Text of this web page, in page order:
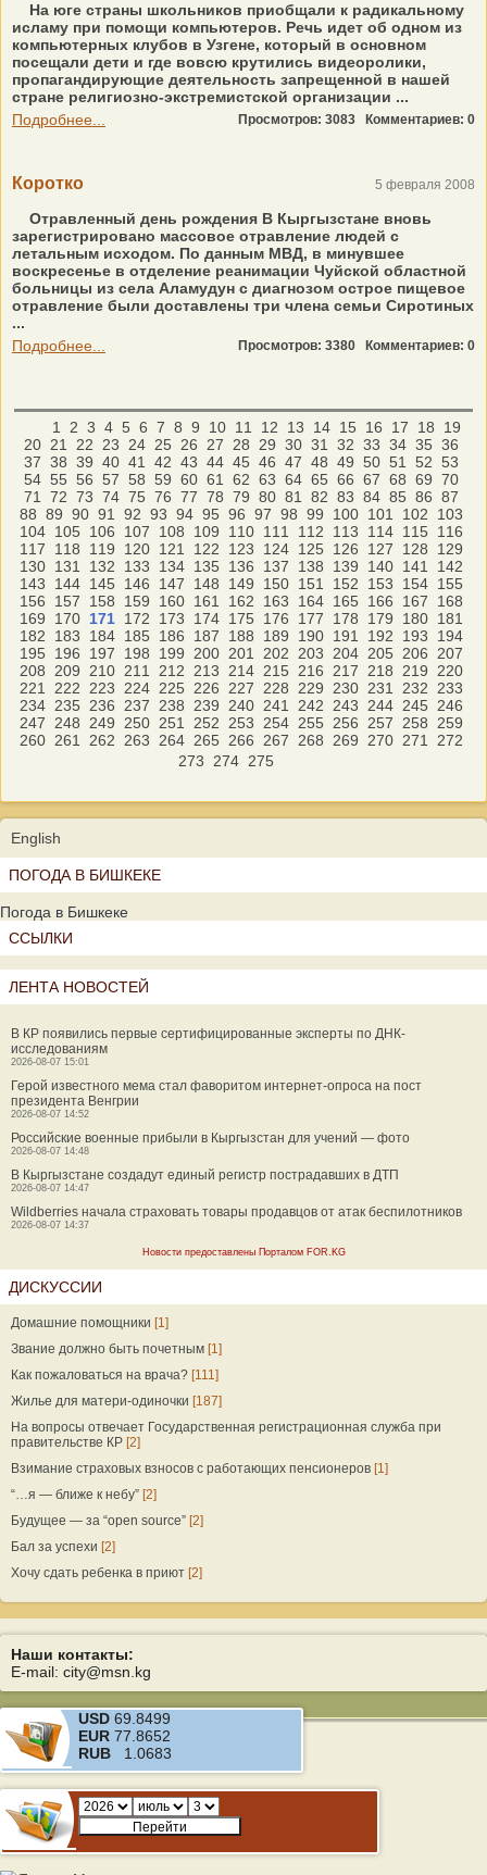
На юге страны школьников приобщали к радикальному
исламу при помощи компьютеров. Речь идет об одном из
компьютерных клубов в Узгене, который в основном
посещали дети и где вовсю крутились видеоролики,
пропагандирующие деятельность запрещенной в нашей
стране религиозно-экстремистской организации ...
Подробнее...
Просмотров: 3083 Комментариев: 0
Коротко 5 февраля 2008
Отравленный день рождения В Кыргызстане вновь
зарегистрировано массовое отравление людей с
летальным исходом. По данным МВД, в минувшее
воскресенье в отделение реанимации Чуйской областной
больницы из села Аламудун с диагнозом острое пищевое
отравление были доставлены три члена семьи Сиротиных
...
Подробнее...
Просмотров: 3380 Комментариев: 0
1 2 3 4 5 6 7 8 9 10 11 12 13 14 15 16 17 18
19
20 21 22 23 24 25 26 27 28 29 30 31 32 33 34 35 36
37 38 39 40 41 42 43 44 45 46 47 48 49 50 51 52 53
54 55 56 57 58 59 60 61 62 63 64 65 66 67 68 69 70
71
72 73 74 75 76 77 78 79 80 81 82 83 84 85 86 87
88 89 90 91 92 93 94 95 96 97 98 99 100 101 102
103
104 105 106 107 108 109 110 111 112 113 114 115
116
117
118 119 120 121 122 123 124 125 126 127 128
129
130 131 132 133 134 135 136 137 138 139 140 141
142
143
144 145 146 147 148 149 150 151 152 153 154 155
156
157 158 159 160 161 162 163 164 165 166 167
168
169
170 171 172 173 174 175 176 177 178 179 180 181
182
183 184 185 186 187 188 189 190 191 192 193
194
195
196 197 198 199 200 201 202 203 204 205 206
207
208
209 210 211 212 213 214 215 216 217 218 219
220
221
222 223 224 225 226 227 228 229 230 231 232
233
234 235 236 237 238 239 240 241 242 243 244 245
246
247
248 249 250 251 252 253 254 255 256 257 258
259
260 261 262 263 264 265 266 267 268 269 270 271
272
273
274 275
English
ПОГОДА В БИШКЕКЕ
Погода в Бишкеке
ССЫЛКИ
ЛЕНТА НОВОСТЕЙ
В КР появились первые сертифицированные эксперты по ДНК-
исследованиям
2026-08-07 15:01
Герой известного мема стал фаворитом интернет-опроса на пост
президента Венгрии
2026-08-07 14:52
Российские военные прибыли в Кыргызстан для учений — фото
2026-08-07 14:48
В Кыргызстане создадут единый регистр пострадавших в ДТП
2026-08-07 14:47
Wildberries начала страховать товары продавцов от атак беспилотников
2026-08-07 14:37
Новости предоставлены Порталом FOR.KG
ДИСКУССИИ
Домашние помощники [1]
Звание должно быть почетным [1]
Как пожаловаться на врача? [111]
Жилье для матери-одиночки [187]
На вопросы отвечает Государственная регистрационная служба при
правительстве КР [2]
Взимание страховых взносов с работающих пенсионеров [1]
“…я — ближе к небу” [2]
Будущее — за “open source” [2]
Бал за успехи [2]
Хочу сдать ребенка в приют [2]
Наши контакты:
E-mail: city@msn.kg
USD 69.8499
EUR 77.8652
RUB 1.0683